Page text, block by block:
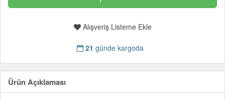
Alışveriş Listeme Ekle
21 günde kargoda
Ürün Açıklaması